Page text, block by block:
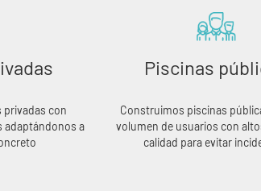
con
adaptándonos a
Piscinas
Construimos piscinas
volumen de usuarios con
calidad para evitar